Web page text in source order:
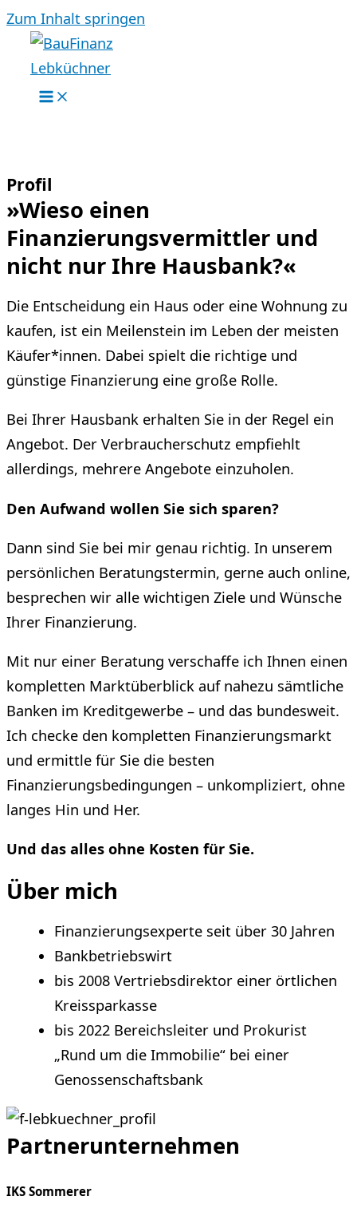
Zum Inhalt springen
Profil
»Wieso einen
Finanzierungsvermittler und
nicht nur Ihre Hausbank?«
Die Entscheidung ein Haus oder eine Wohnung zu
kaufen, ist ein Meilenstein im Leben der meisten
Käufer*innen. Dabei spielt die richtige und
günstige Finanzierung eine große Rolle.
Bei Ihrer Hausbank erhalten Sie in der Regel ein
Angebot. Der Verbraucherschutz empfiehlt
allerdings, mehrere Angebote einzuholen.
Den Aufwand wollen Sie sich sparen?
Dann sind Sie bei mir genau richtig. In unserem
persönlichen Beratungstermin, gerne auch online,
besprechen wir alle wichtigen Ziele und Wünsche
Ihrer Finanzierung.
Mit nur einer Beratung verschaffe ich Ihnen einen
kompletten Marktüberblick auf nahezu sämtliche
Banken im Kreditgewerbe – und das bundesweit.
Ich checke den kompletten Finanzierungsmarkt
und ermittle für Sie die besten
Finanzierungsbedingungen – unkompliziert, ohne
langes Hin und Her.
Und das alles ohne Kosten für Sie.
Über mich
Finanzierungsexperte seit über 30 Jahren
Bankbetriebswirt
bis 2008 Vertriebsdirektor einer örtlichen
Kreissparkasse
bis 2022 Bereichsleiter und Prokurist
„Rund um die Immobilie“ bei einer
Genossenschaftsbank
Partnerunternehmen
IKS Sommerer